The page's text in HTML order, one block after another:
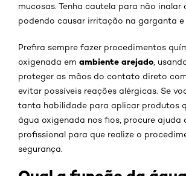
mucosas. Tenha cautela para não inalar
podendo causar irritação na garganta e
Prefira sempre fazer procedimentos
oxigenada em ambiente arejado ,
proteger as mãos do contato direto
evitar possíveis reações alérgicas. Se
tanta habilidade para aplicar produtos
água oxigenada nos fios, procure ajuda
profissional para que realize o
segurança.